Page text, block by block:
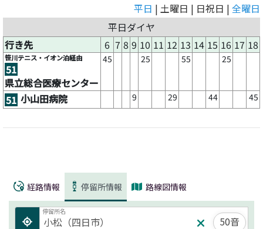
平日 | 土曜日 | 日祝日 | 全曜日
平日ダイヤ
行き先
6 7 8 9 10 11 12 13 14 15 16 17 18
笹川テニス・イオン泊経由
51
県立総合医療センター
45 25 55 25
51 小山田病院 9 29 44 45
経路情報 停留所情報 路線図情報
停留所名
50音